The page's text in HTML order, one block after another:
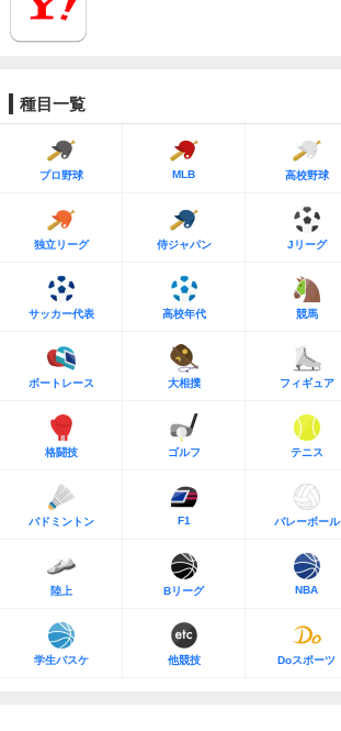
種目一覧
プロ野球 MLB 高校野球
独立リーグ 侍ジャパン Jリーグ
サッカー代表 高校年代 競馬
ボートレース 大相撲 フィギュア
格闘技 ゴルフ テニス
バドミントン F1 バレーボール
陸上 Bリーグ NBA
学生バスケ 他競技 Doスポーツ